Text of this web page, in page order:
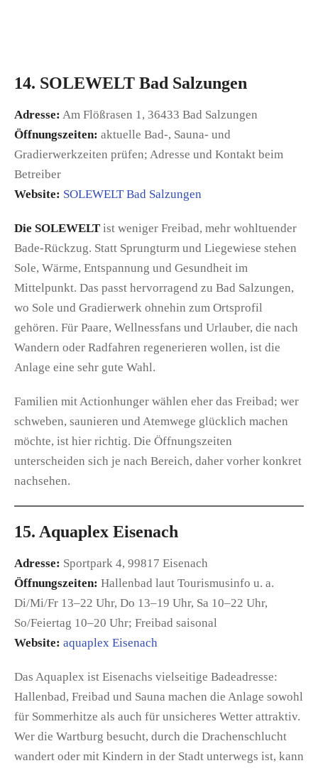
14. SOLEWELT Bad Salzungen
Adresse: Am Flößrasen 1, 36433 Bad Salzungen
Öffnungszeiten: aktuelle Bad-, Sauna- und
Gradierwerkzeiten prüfen; Adresse und Kontakt beim
Betreiber
Website: SOLEWELT Bad Salzungen
Die SOLEWELT ist weniger Freibad, mehr wohltuender
Bade-Rückzug. Statt Sprungturm und Liegewiese stehen
Sole, Wärme, Entspannung und Gesundheit im
Mittelpunkt. Das passt hervorragend zu Bad Salzungen,
wo Sole und Gradierwerk ohnehin zum Ortsprofil
gehören. Für Paare, Wellnessfans und Urlauber, die nach
Wandern oder Radfahren regenerieren wollen, ist die
Anlage eine sehr gute Wahl.
Familien mit Actionhunger wählen eher das Freibad; wer
schweben, saunieren und Atemwege glücklich machen
möchte, ist hier richtig. Die Öffnungszeiten
unterscheiden sich je nach Bereich, daher vorher konkret
nachsehen.
15. Aquaplex Eisenach
Adresse: Sportpark 4, 99817 Eisenach
Öffnungszeiten: Hallenbad laut Tourismusinfo u. a.
Di/Mi/Fr 13–22 Uhr, Do 13–19 Uhr, Sa 10–22 Uhr,
So/Feiertag 10–20 Uhr; Freibad saisonal
Website: aquaplex Eisenach
Das Aquaplex ist Eisenachs vielseitige Badeadresse:
Hallenbad, Freibad und Sauna machen die Anlage sowohl
für Sommerhitze als auch für unsicheres Wetter attraktiv.
Wer die Wartburg besucht, durch die Drachenschlucht
wandert oder mit Kindern in der Stadt unterwegs ist, kann